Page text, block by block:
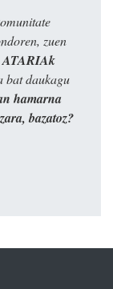
zuen
ATARIAk
bat daukagu
hamarna
bazatoz?